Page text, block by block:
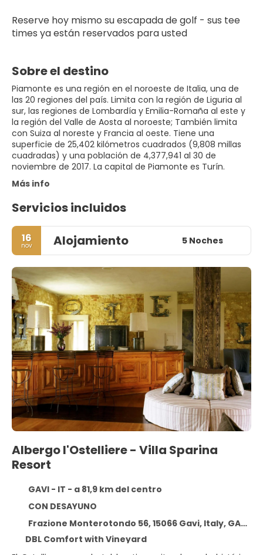
Reserve hoy mismo su escapada de golf - sus tee
times ya están reservados para usted
Sobre el destino
Piamonte es una región en el noroeste de Italia, una de
las 20 regiones del país. Limita con la región de Liguria al
sur, las regiones de Lombardía y Emilia-Romaña al este y
la región del Valle de Aosta al noroeste; También limita
con Suiza al noreste y Francia al oeste. Tiene una
superficie de 25,402 kilómetros cuadrados (9,808 millas
cuadradas) y una población de 4,377,941 al 30 de
noviembre de 2017. La capital de Piamonte es Turín.
Más info
Servicios incluidos
16
nov Alojamiento 5 Noches
Albergo l'Ostelliere - Villa Sparina
Resort
GAVI - IT - a 81,9 km del centro
CON DESAYUNO
Frazione Monterotondo 56, 15066 Gavi, Italy, GAVI - IT 15066
DBL Comfort with Vineyard